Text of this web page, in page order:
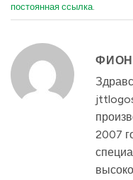
постоянная ссылка
2007